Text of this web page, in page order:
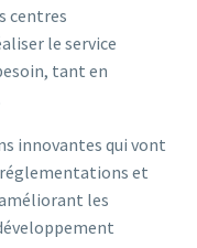
centres
le service
tant en
innovantes qui vont
et
les